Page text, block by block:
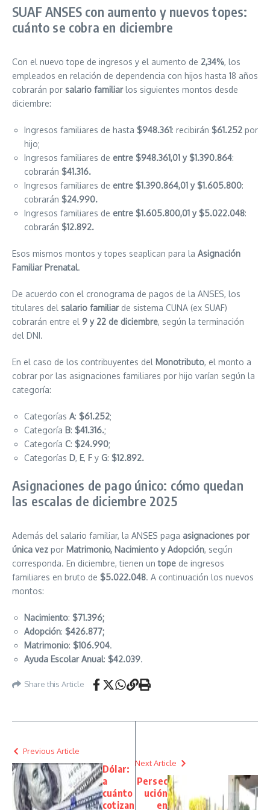
SUAF ANSES con aumento y nuevos topes:
cuánto se cobra en diciembre
Con el nuevo tope de ingresos y el aumento de 2,34%, los
empleados en relación de dependencia con hijos hasta 18 años
cobrarán por salario familiarlos siguientes montos desde
diciembre:
Ingresos familiares de hasta $948.361: recibirán $61.252 por
hijo;
Ingresos familiares de entre $948.361,01 y $1.390.864:
cobrarán $41.316.
Ingresos familiares de entre $1.390.864,01 y $1.605.800:
cobrarán $24.990.
Ingresos familiares de entre $1.605.800,01 y $5.022.048:
cobrarán $12.892.
Esos mismos montos y topes seaplican para la Asignación
Familiar Prenatal.
De acuerdo con el cronograma de pagos de la ANSES, los
titulares del salario familiarde sistema CUNA (ex SUAF)
cobrarán entre el 9 y 22 de diciembre, según la terminación
del DNI.
En el caso de los contribuyentes del Monotributo, el monto a
cobrar por las asignaciones familiares por hijo varían según la
categoría:
Categorías A: $61.252;
Categoría B: $41.316.;
Categoría C: $24.990;
Categorías D, E, F y G: $12.892.
Asignaciones de pago único: cómo quedan
las escalas de diciembre 2025
Además del salario familiar, la ANSES paga asignaciones por
única vez por Matrimonio, Nacimiento y Adopción, según
corresponda. En diciembre, tienen untope de ingresos
familiares en bruto de $5.022.048. A continuación los nuevos
montos:
Nacimiento: $71.396;
Adopción: $426.877;
Matrimonio: $106.904.
Ayuda Escolar Anual: $42.039.
Share this Article
Previous Article
Dólar:
a
cuánto
cotizan
Next Article
Persec
ución
en